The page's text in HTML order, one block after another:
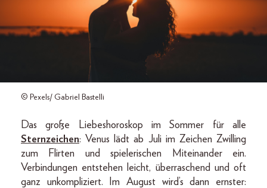
© Pexels/ Gabriel Bastelli
Das große Liebeshoroskop im Sommer für alle
Sternzeichen: Venus lädt ab Juli im Zeichen Zwilling
zum Flirten und spielerischen Miteinander ein.
Verbindungen entstehen leicht, überraschend und oft
ganz unkompliziert. Im August wird’s dann ernster: